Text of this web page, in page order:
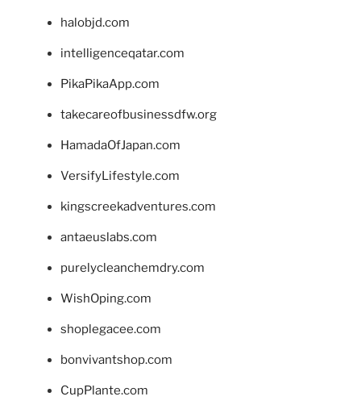
halobjd.com
intelligenceqatar.com
PikaPikaApp.com
takecareofbusinessdfw.org
HamadaOfJapan.com
VersifyLifestyle.com
kingscreekadventures.com
antaeuslabs.com
purelycleanchemdry.com
WishOping.com
shoplegacee.com
bonvivantshop.com
CupPlante.com